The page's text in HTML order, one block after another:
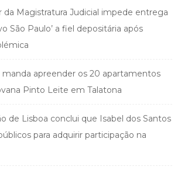
da Magistratura Judicial impede entrega
São Paulo’ a fiel depositária após
manda apreender os 20 apartamentos
Pinto Leite em Talatona
de Lisboa conclui que Isabel dos Santos
para adquirir participação na